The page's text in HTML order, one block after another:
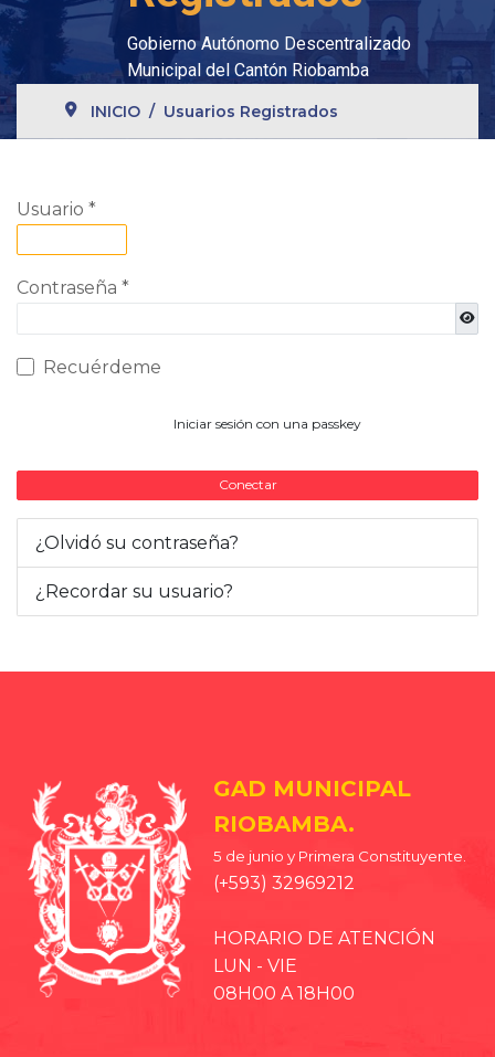
Gobierno Autónomo Descentralizado
Municipal del Cantón Riobamba
INICIO Usuarios Registrados
Usuario *
Contraseña *
Recuérdeme
Iniciar sesión con una passkey
Conectar
¿Olvidó su contraseña?
¿Recordar su usuario?
GAD MUNICIPAL
RIOBAMBA.
5 de junio y Primera Constituyente.
(+593) 32969212
HORARIO DE ATENCIÓN
LUN - VIE
08H00 A 18H00